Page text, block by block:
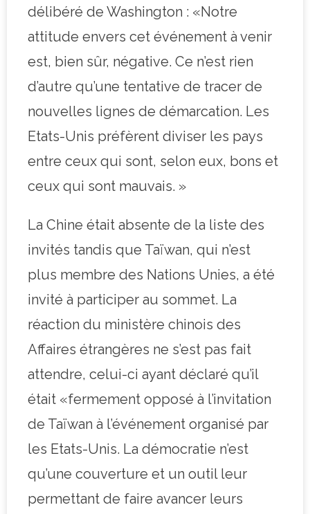
délibéré de Washington : «Notre
attitude envers cet événement à venir
est, bien sûr, négative. Ce n’est rien
d’autre qu’une tentative de tracer de
nouvelles lignes de démarcation. Les
Etats-Unis préfèrent diviser les pays
entre ceux qui sont, selon eux, bons et
ceux qui sont mauvais. »
La Chine était absente de la liste des
invités tandis que Taïwan, qui n’est
plus membre des Nations Unies, a été
invité à participer au sommet. La
réaction du ministère chinois des
Affaires étrangères ne s’est pas fait
attendre, celui-ci ayant déclaré qu’il
était «fermement opposé à l’invitation
de Taïwan à l’événement organisé par
les Etats-Unis. La démocratie n’est
qu’une couverture et un outil leur
permettant de faire avancer leurs